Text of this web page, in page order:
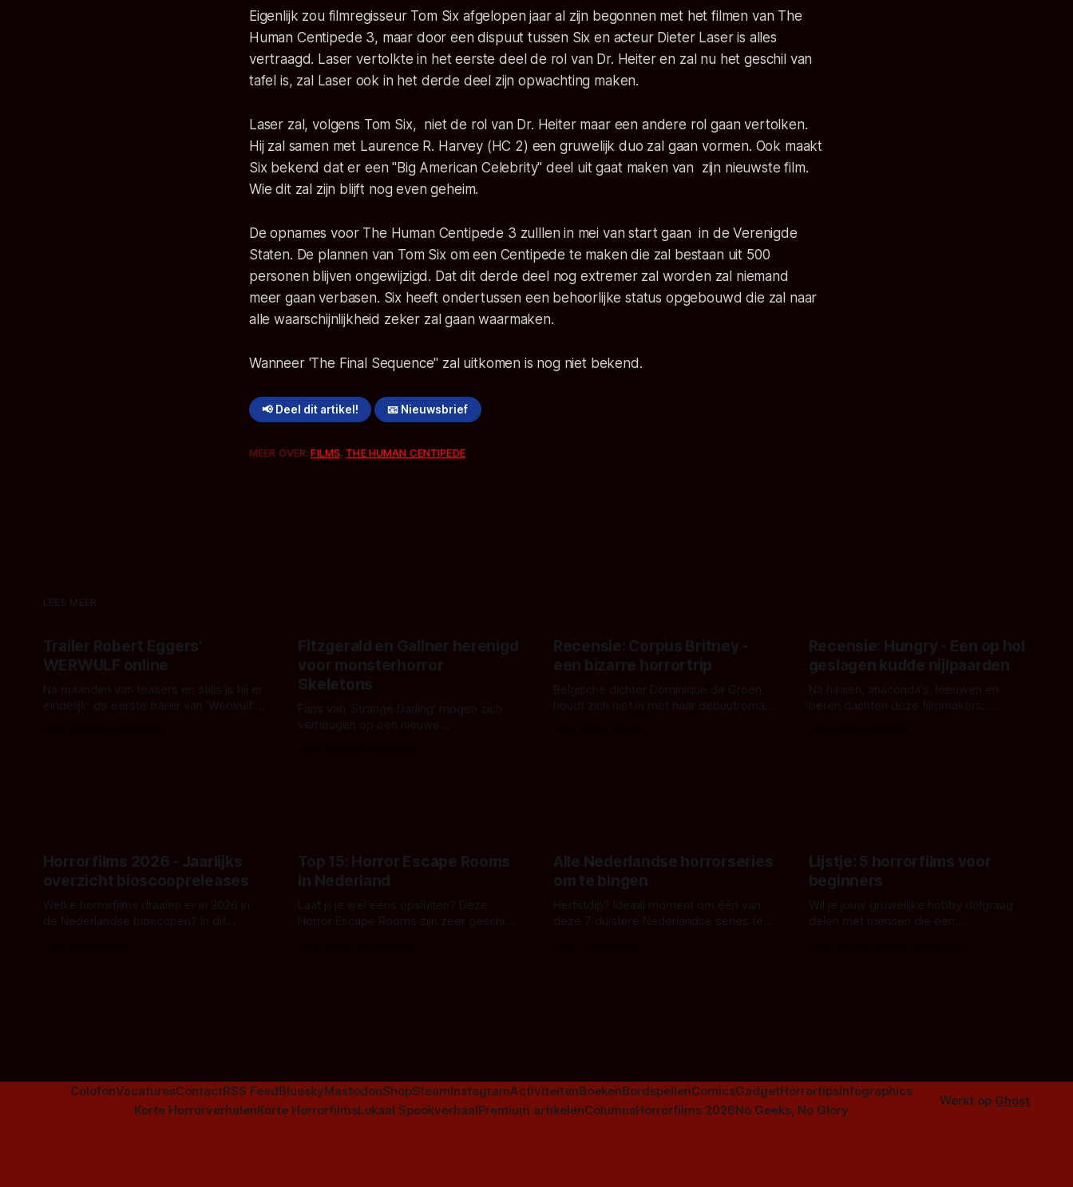
Eigenlijk zou filmregisseur Tom Six afgelopen jaar al zijn begonnen met het filmen van The
Human Centipede 3, maar door een dispuut tussen Six en acteur Dieter Laser is alles
vertraagd. Laser vertolkte in het eerste deel de rol van Dr. Heiter en zal nu het geschil van
tafel is, zal Laser ook in het derde deel zijn opwachting maken.
Laser zal, volgens Tom Six, niet de rol van Dr. Heiter maar een andere rol gaan vertolken.
Hij zal samen met Laurence R. Harvey (HC 2) een gruwelijk duo zal gaan vormen. Ook maakt
Six bekend dat er een "Big American Celebrity" deel uit gaat maken van zijn nieuwste film.
Wie dit zal zijn blijft nog even geheim.
De opnames voor The Human Centipede 3 zulllen in mei van start gaan in de Verenigde
Staten. De plannen van Tom Six om een Centipede te maken die zal bestaan uit 500
personen blijven ongewijzigd. Dat dit derde deel nog extremer zal worden zal niemand
meer gaan verbasen. Six heeft ondertussen een behoorlijke status opgebouwd die zal naar
alle waarschijnlijkheid zeker zal gaan waarmaken.
Wanneer 'The Final Sequence" zal uitkomen is nog niet bekend.
📢 Deel dit artikel! 📧 Nieuwsbrief
MEER OVER:FILMS, THE HUMAN CENTIPEDE
LEES MEER
Trailer Robert Eggers'
WERWULF online
Na maanden van teasers en stills is hij er
eindelijk: de eerste trailer van 'Werwulf'.
Fitzgerald en Gallner herenigd
voor monsterhorror
Skeletons
Fans van 'Strange Darling' mogen zich
verheugen op een nieuwe
Recensie: Corpus Britney -
een bizarre horrortrip
Belgische dichter Dominique de Groen
houdt zich niet in met haar debuutroman.
Recensie: Hungry - Een op hol
geslagen kudde nijlpaarden
Na haaien, anaconda's, leeuwen en
beren dachten deze filmmakers:
Horrorfilms 2026 - Jaarlijks
overzicht bioscoopreleases
Welke horrorfilms draaien er in 2026 in
de Nederlandse bioscopen? In dit
Top 15: Horror Escape Rooms
in Nederland
Laat jij je wel eens opsluiten? Deze
Horror Escape Rooms zijn zeer geschikt
Alle Nederlandse horrorseries
om te bingen
Herfstdip? Ideaal moment om één van
deze 7 duistere Nederlandse series te
Lijstje: 5 horrorfilms voor
beginners
Wil je jouw gruwelijke hobby dolgraag
delen met mensen die een
ColofonVacaturesContactRSS FeedBlueskyMastodonShopSteamInstagramActiviteitenBoekenBordspellenComicsGadgetHorrortipsInfographics
Korte HorrorverhalenKorte HorrorfilmsLokaal SpookverhaalPremium artikelenColumnsHorrorfilms 2026No Geeks, No Glory
Werkt op Ghost